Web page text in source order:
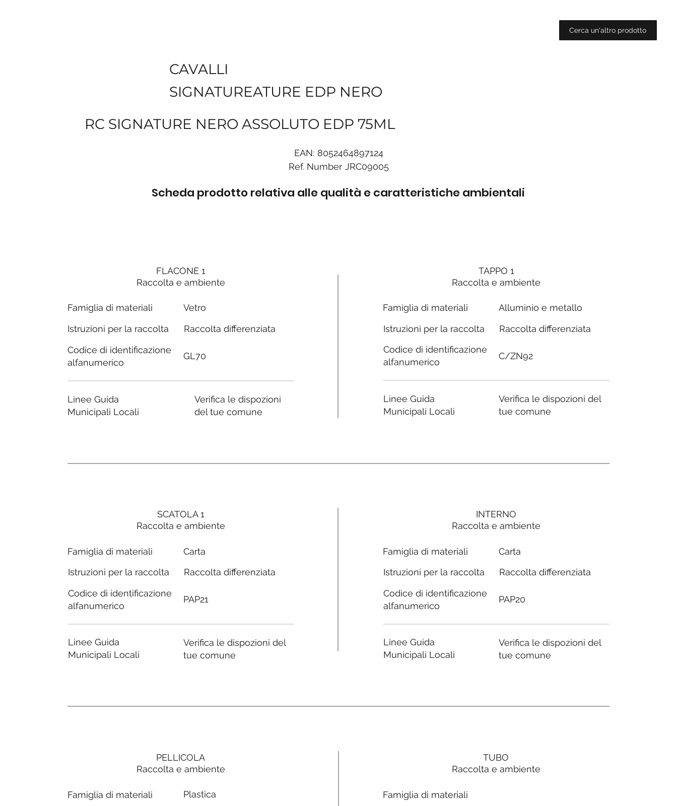
Cerca un'altro prodotto
CAVALLI
SIGNATUREATURE EDP NERO
RC SIGNATURE NERO ASSOLUTO EDP 75ML
EAN: 8052464897124
Ref. Number JRC09005
Scheda prodotto relativa alle qualità e caratteristiche ambientali
FLACONE 1
Raccolta e ambiente
Famiglia di materiali
Istruzioni per la raccolta
Codice di identificazione
alfanumerico
Linee Guida
Municipali Locali
Vetro
Raccolta differenziata
GL70
Verifica le dispozioni
del tue comune
SCATOLA 1
Raccolta e ambiente
Famiglia di materiali
Istruzioni per la raccolta
Codice di identificazione
alfanumerico
Linee Guida
Municipali Locali
Carta
Raccolta differenziata
PAP21
Verifica le dispozioni del
tue comune
PELLICOLA
Raccolta e ambiente
Famiglia di materiali
Plastica
TAPPO 1
Raccolta e ambiente
Famiglia di materiali
Istruzioni per la raccolta
Codice di identificazione
alfanumerico
Linee Guida
Municipali Locali
Alluminio e metallo
Raccolta differenziata
C/ZN92
Verifica le dispozioni del
tue comune
INTERNO
Raccolta e ambiente
Famiglia di materiali
Istruzioni per la raccolta
Codice di identificazione
alfanumerico
Linee Guida
Municipali Locali
Carta
Raccolta differenziata
PAP20
Verifica le dispozioni del
tue comune
TUBO
Raccolta e ambiente
Famiglia di materiali